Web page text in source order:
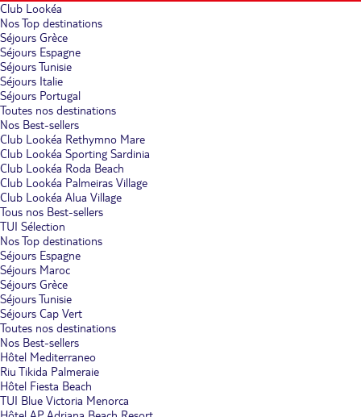
Club Lookéa
Nos Top destinations
Séjours Grèce
Séjours Espagne
Séjours Tunisie
Séjours Italie
Séjours Portugal
Toutes nos destinations
Nos Best-sellers
Club Lookéa Rethymno Mare
Club Lookéa Sporting Sardinia
Club Lookéa Roda Beach
Club Lookéa Palmeiras Village
Club Lookéa Alua Village
Tous nos Best-sellers
TUI Sélection
Nos Top destinations
Séjours Espagne
Séjours Maroc
Séjours Grèce
Séjours Tunisie
Séjours Cap Vert
Toutes nos destinations
Nos Best-sellers
Hôtel Mediterraneo
Riu Tikida Palmeraie
Hôtel Fiesta Beach
TUI Blue Victoria Menorca